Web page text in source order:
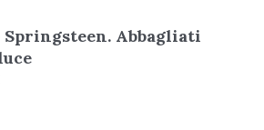
Springsteen. Abbagliati